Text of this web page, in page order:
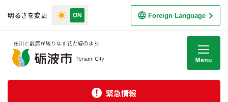
明るさを変更 Foreign Language
緊急情報